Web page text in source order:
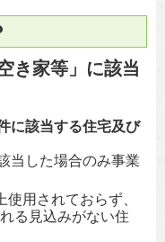
き家等」に該当
に該当する住宅及び
当した場合のみ事業
用されておらず、
る見込みがない住